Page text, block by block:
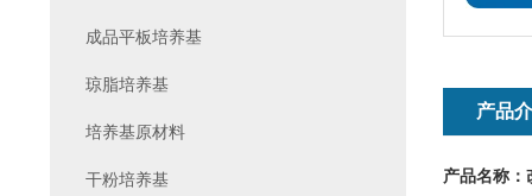
产品
产品名称：
成品平板培养基
琼脂培养基
培养基原材料
干粉培养基